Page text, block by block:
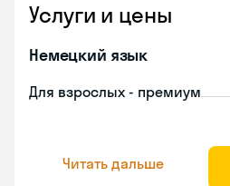
Услуги и цены
Немецкий язык
Для взрослых - премиум
Читать дальше